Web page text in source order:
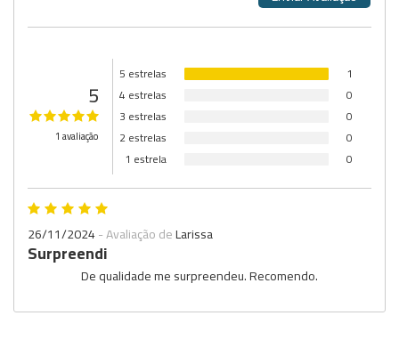
5
1 avaliação
5 estrelas
1
4 estrelas
0
3 estrelas
0
2 estrelas
0
1 estrela
0
26/11/2024- Avaliação deLarissa
Surpreendi
De qualidade me surpreendeu. Recomendo.